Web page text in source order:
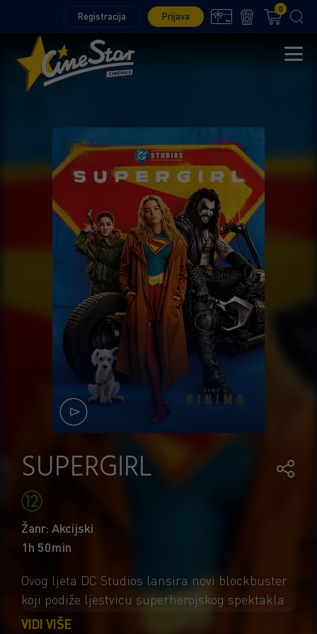
Registracija Prijava
0
SUPERGIRL
Žanr: Akcijski
1h 50min
Ovog ljeta DC Studios lansira novi blockbuster
koji podiže ljestvicu superherojskog spektakla
na velikom platnu. U režiji Craiga Gillespieja,
VIDI VIŠE